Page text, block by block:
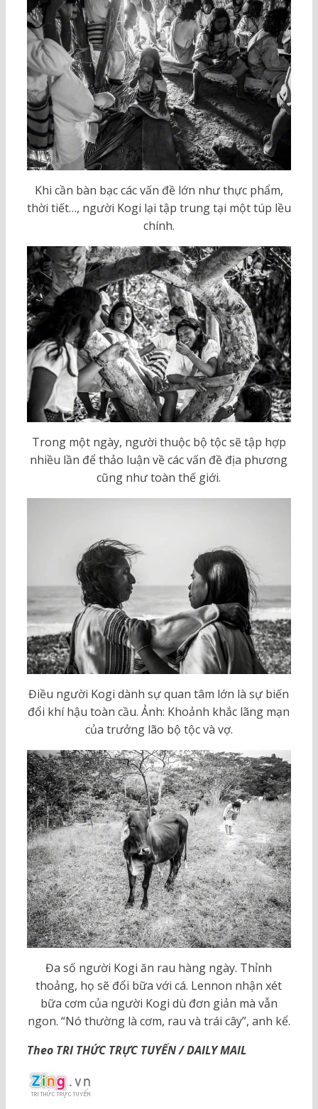
Khi cần bàn bạc các vấn đề lớn như thực phẩm,
thời tiết…, người Kogi lại tập trung tại một túp lều
chính.
Trong một ngày, người thuộc bộ tộc sẽ tập hợp
nhiều lần để thảo luận về các vấn đề địa phương
cũng như toàn thế giới.
Điều người Kogi dành sự quan tâm lớn là sự biến
đổi khí hậu toàn cầu. Ảnh: Khoảnh khắc lãng mạn
của trưởng lão bộ tộc và vợ.
Đa số người Kogi ăn rau hàng ngày. Thỉnh
thoảng, họ sẽ đổi bữa với cá. Lennon nhận xét
bữa cơm của người Kogi dù đơn giản mà vẫn
ngon. “Nó thường là cơm, rau và trái cây”, anh kể.
Theo TRI THỨC TRỰC TUYẾN / DAILY MAIL